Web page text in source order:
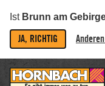
Ist Brunn am
JA, RICHTIG